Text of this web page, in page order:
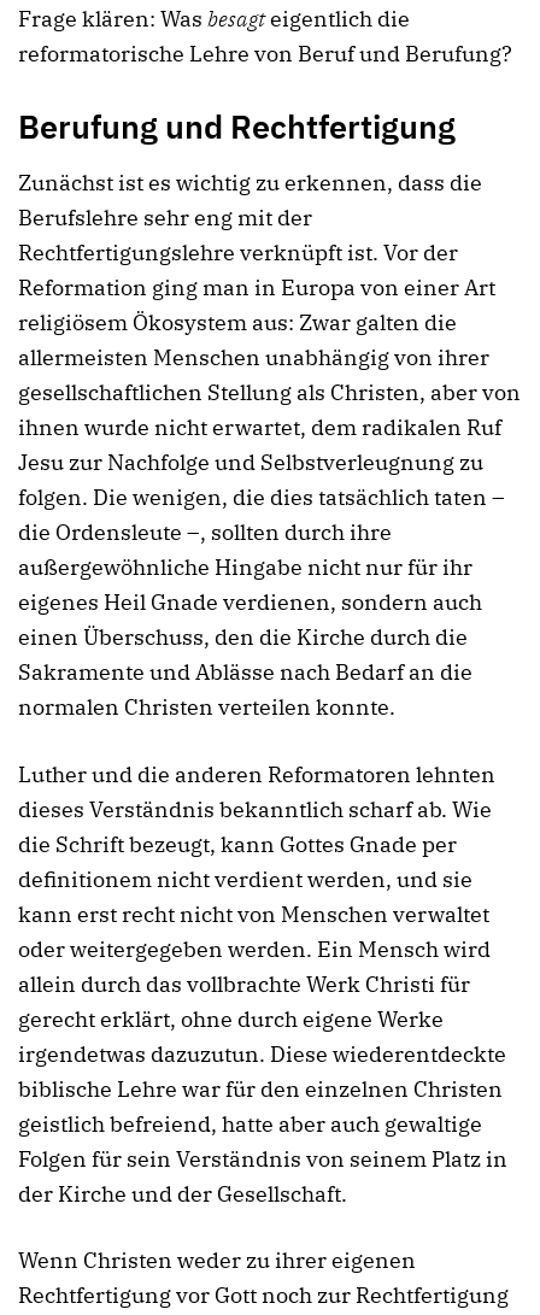
Frage klären: Was besagteigentlich die
reformatorische Lehre von Beruf und Berufung?
Berufung und Rechtfertigung
Zunächst ist es wichtig zu erkennen, dass die
Berufslehre sehr eng mit der
Rechtfertigungslehre verknüpft ist. Vor der
Reformation ging man in Europa von einer Art
religiösem Ökosystem aus: Zwar galten die
allermeisten Menschen unabhängig von ihrer
gesellschaftlichen Stellung als Christen, aber von
ihnen wurde nicht erwartet, dem radikalen Ruf
Jesu zur Nachfolge und Selbstverleugnung zu
folgen. Die wenigen, die dies tatsächlich taten –
die Ordensleute –, sollten durch ihre
außergewöhnliche Hingabe nicht nur für ihr
eigenes Heil Gnade verdienen, sondern auch
einen Überschuss, den die Kirche durch die
Sakramente und Ablässe nach Bedarf an die
normalen Christen verteilen konnte.
Luther und die anderen Reformatoren lehnten
dieses Verständnis bekanntlich scharf ab. Wie
die Schrift bezeugt, kann Gottes Gnade per
definitionem nicht verdient werden, und sie
kann erst recht nicht von Menschen verwaltet
oder weitergegeben werden. Ein Mensch wird
allein durch das vollbrachte Werk Christi für
gerecht erklärt, ohne durch eigene Werke
irgendetwas dazuzutun. Diese wiederentdeckte
biblische Lehre war für den einzelnen Christen
geistlich befreiend, hatte aber auch gewaltige
Folgen für sein Verständnis von seinem Platz in
der Kirche und der Gesellschaft.
Wenn Christen weder zu ihrer eigenen
Rechtfertigung vor Gott noch zur Rechtfertigung